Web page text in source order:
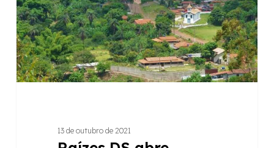
de
trabalho
em
Barão
de
13 de outubro de 2021